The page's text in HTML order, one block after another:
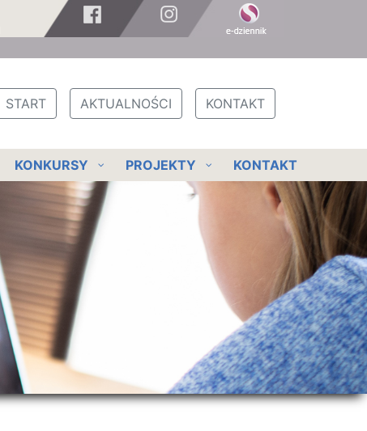
START AKTUALNOŚCI KONTAKT
KONKURSY PROJEKTY KONTAKT